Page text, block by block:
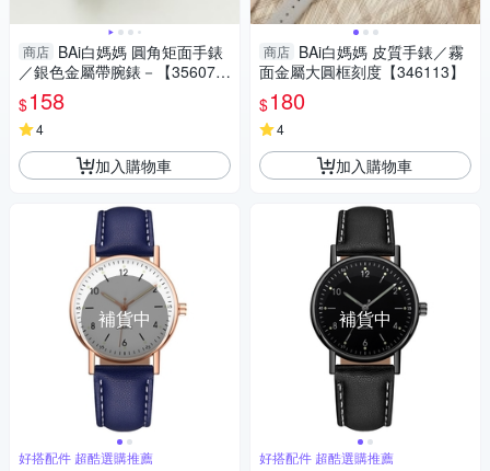
商店 BAi白媽媽 圓角矩面手錶
／銀色金屬帶腕錶－【35607
3】
$158
4
加入購物車
補貨中
好搭配件 超酷選購推薦
商店 BAi白媽媽 皮質手錶／霧
面金屬大圓框刻度【346113】
$180
4
加入購物車
補貨中
好搭配件 超酷選購推薦